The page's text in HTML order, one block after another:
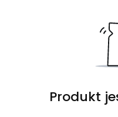
Produkt